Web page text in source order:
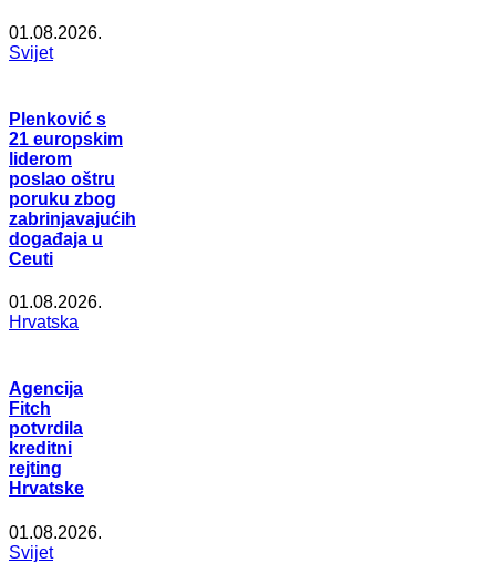
01.08.2026.
Svijet
Plenković s
21 europskim
liderom
poslao oštru
poruku zbog
zabrinjavajućih
događaja u
Ceuti
01.08.2026.
Hrvatska
Agencija
Fitch
potvrdila
kreditni
rejting
Hrvatske
01.08.2026.
Svijet